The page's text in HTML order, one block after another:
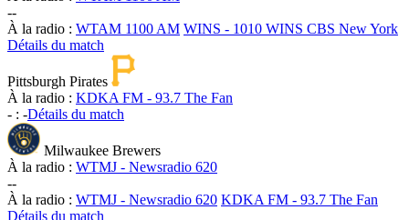
--
À la radio : WTAM 1100 AM WINS - 1010 WINS CBS New York
Détails du match
Pittsburgh Pirates
À la radio : KDKA FM - 93.7 The Fan
- : -Détails du match
Milwaukee Brewers
À la radio : WTMJ - Newsradio 620
--
À la radio : WTMJ - Newsradio 620 KDKA FM - 93.7 The Fan
Détails du match